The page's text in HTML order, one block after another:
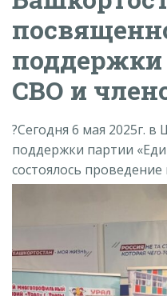
поддержки
СВО и
?Сегодня 6 мая 2025г.
поддержки партии
состоялось проведение